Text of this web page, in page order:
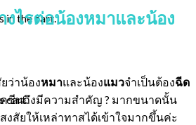
in the cart.
cart.
ไรต่อน้องหมาและน้อง
ว่าน้องหมาและน้องแมวจำเป็นต้องฉีด
คซีนถึงมีความสำคัญ ? มากขนาดนั้น
สัยให้เหล่าทาสได้เข้าใจมากขึ้นค่ะ